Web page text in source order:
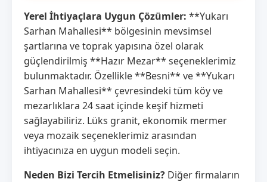
Yerel İhtiyaçlara Uygun Çözümler: **Yukarı
Sarhan Mahallesi** bölgesinin mevsimsel
şartlarına ve toprak yapısına özel olarak
güçlendirilmiş **Hazır Mezar** seçeneklerimiz
bulunmaktadır. Özellikle **Besni** ve **Yukarı
Sarhan Mahallesi** çevresindeki tüm köy ve
mezarlıklara 24 saat içinde keşif hizmeti
sağlayabiliriz. Lüks granit, ekonomik mermer
veya mozaik seçeneklerimiz arasından
ihtiyacınıza en uygun modeli seçin.
Neden Bizi Tercih Etmelisiniz? Diğer firmaların